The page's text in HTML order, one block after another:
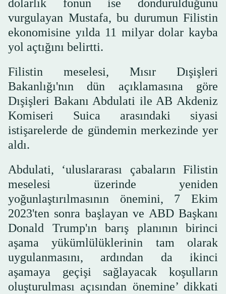
dolarlık fonun ise dondurulduğunu
vurgulayan Mustafa, bu durumun Filistin
ekonomisine yılda 11 milyar dolar kayba
yol açtığını belirtti.
Filistin meselesi, Mısır Dışişleri
Bakanlığı'nın dün açıklamasına göre
Dışişleri Bakanı Abdulati ile AB Akdeniz
Komiseri Suica arasındaki siyasi
istişarelerde de gündemin merkezinde yer
aldı.
Abdulati, ‘uluslararası çabaların Filistin
meselesi üzerinde yeniden
yoğunlaştırılmasının önemini, 7 Ekim
2023'ten sonra başlayan ve ABD Başkanı
Donald Trump'ın barış planının birinci
aşama yükümlülüklerinin tam olarak
uygulanmasını, ardından da ikinci
aşamaya geçişi sağlayacak koşulların
oluşturulması açısından önemine’ dikkati